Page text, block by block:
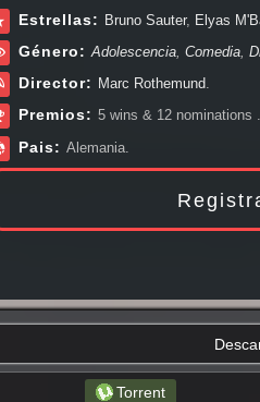
Aventura, Guerra (Bélico),
bien viendo Un Corazón
Estrellas: Bruno Sauter, Elyas
Género:Adolescencia ,Comedia ,
Director: Marc Rothemund.
Premios:5 wins & 12 nominations .
Pais:Alemania.
Torrent